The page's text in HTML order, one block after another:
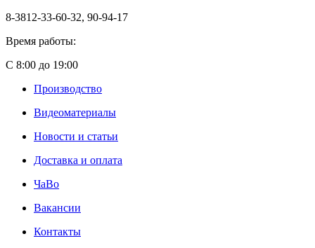
8-3812-33-60-32, 90-94-17
Время работы:
С 8:00 до 19:00
Производство
Видеоматериалы
Новости и статьи
Доставка и оплата
ЧаВо
Вакансии
Контакты